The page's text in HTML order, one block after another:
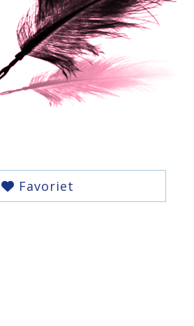
Favoriet